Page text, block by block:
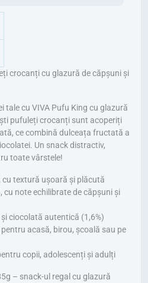
crocanți cu glazură de căpșuni și
tale cu VIVA Pufu King cu glazură
pufuleți crocanți sunt acoperiți
ce combină dulceața fructată a
Un snack distractiv,
toate vârstele!
textură ușoară și plăcută
cu note echilibrate de căpșuni și
ciocolată autentică (1,6%)
acasă, birou, școală sau pe
copii, adolescenți și adulți
– snack-ul regal cu glazură